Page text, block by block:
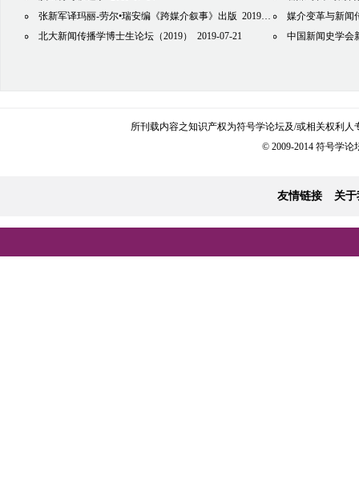
张新军译玛丽-劳尔•瑞安编《跨媒介叙事》出版 2019-07-15
北大新闻传播学博士生论坛（2019）
2019-07-21
媒介变革与新闻
中国新闻史学会新闻传播思
所刊载内容之知识产权为符号学论坛及/或相关权利
© 2009-2014 符号学论
友情链接 关于